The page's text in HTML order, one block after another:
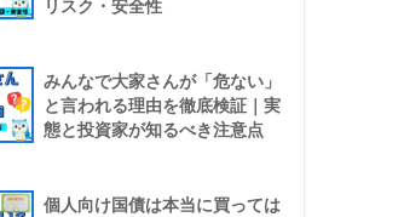
リスク・安全性
みんなで大家さんが「危ない」
と言われる理由を徹底検証｜実
態と投資家が知るべき注意点
個人向け国債は本当に買っては